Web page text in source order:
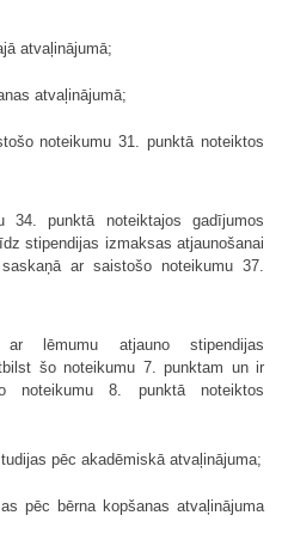
atvaļinājumā;
atvaļinājumā;
noteikumu 31. punktā noteiktos
34. punktā noteiktajos gadījumos
stipendijas izmaksas atjaunošanai
ar saistošo noteikumu 37.
lēmumu atjauno stipendijas
šo noteikumu 7. punktam un ir
noteikumu 8. punktā noteiktos
pēc akadēmiskā atvaļinājuma;
pēc bērna kopšanas atvaļinājuma